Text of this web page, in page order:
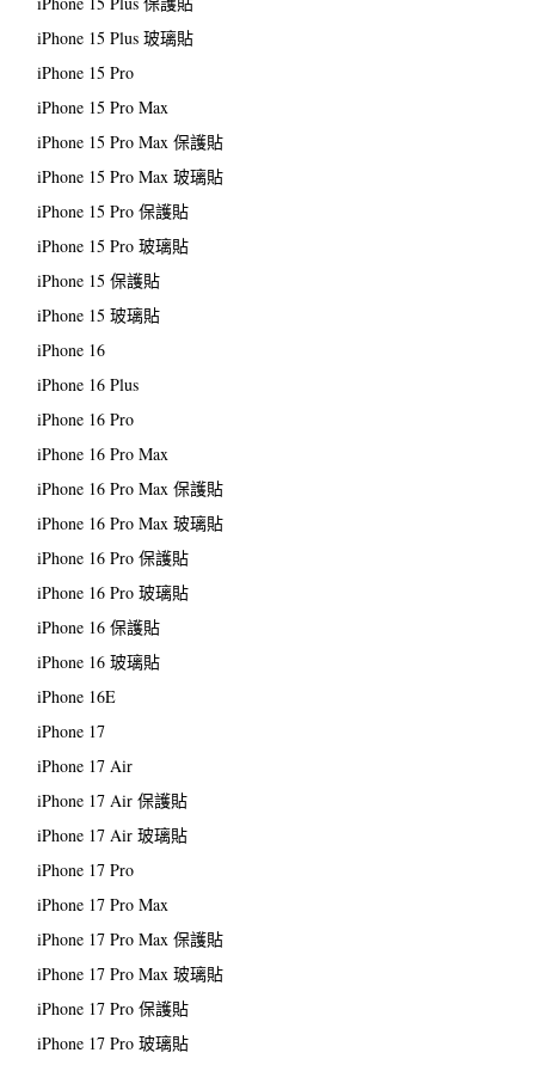
iPhone 15 Plus 玻璃貼
iPhone 15 Pro
iPhone 15 Pro Max
iPhone 15 Pro Max 保護貼
iPhone 15 Pro Max 玻璃貼
iPhone 15 Pro 保護貼
iPhone 15 Pro 玻璃貼
iPhone 15 保護貼
iPhone 15 玻璃貼
iPhone 16
iPhone 16 Plus
iPhone 16 Pro
iPhone 16 Pro Max
iPhone 16 Pro Max 保護貼
iPhone 16 Pro Max 玻璃貼
iPhone 16 Pro 保護貼
iPhone 16 Pro 玻璃貼
iPhone 16 保護貼
iPhone 16 玻璃貼
iPhone 16E
iPhone 17
iPhone 17 Air
iPhone 17 Air 保護貼
iPhone 17 Air 玻璃貼
iPhone 17 Pro
iPhone 17 Pro Max
iPhone 17 Pro Max 保護貼
iPhone 17 Pro Max 玻璃貼
iPhone 17 Pro 保護貼
iPhone 17 Pro 玻璃貼